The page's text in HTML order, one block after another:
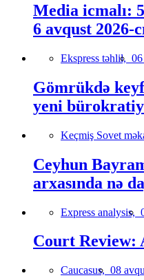
Media icmalı:
6 avqust 2026-
Ekspress təhlil,
Gömrükdə
yeni
Keçmiş Sovet
Ceyhun
arxasında nə
Express analysis,
Court Review:
Caucasus, 08